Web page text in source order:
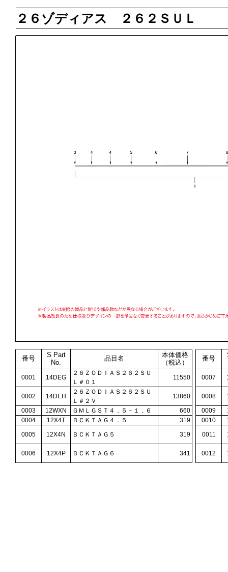
２６ゾディアス ２６２ＳＵＬ
番号
S Part
No.
品目名
本体価格
（税込）
番号
0001 14DEG
２６ＺＯＤＩＡＳ２６２ＳＵ
Ｌ＃０１
11550 0007
0002 14DEH
２６ＺＯＤＩＡＳ２６２ＳＵ
Ｌ＃２Ｖ
13860 0008
0003
12WXN ＧＭＬＧＳＴ４．５－１．６ 660 0009
0004
12X4T ＢＣＫＴＡＧ４．５ 319 0010
0005
12X4N ＢＣＫＴＡＧ５ 319 0011
0006 12X4P ＢＣＫＴＡＧ６ 341 0012